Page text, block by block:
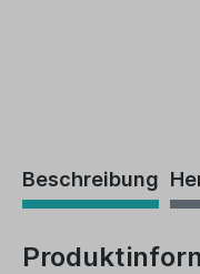
Beschreibung